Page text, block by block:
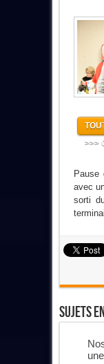
>>>
Pause
avec
sorti
Sujets